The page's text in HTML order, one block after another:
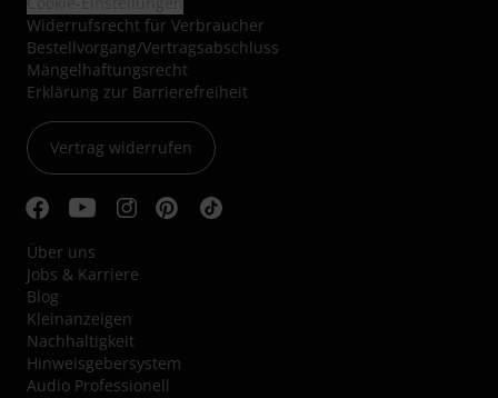
Widerrufsrecht für Verbraucher
Bestellvorgang/Vertragsabschluss
Mängelhaftungsrecht
Erklärung zur Barrierefreiheit
Vertrag widerrufen
Über uns
Jobs & Karriere
Blog
Kleinanzeigen
Nachhaltigkeit
Hinweisgebersystem
Audio Professionell